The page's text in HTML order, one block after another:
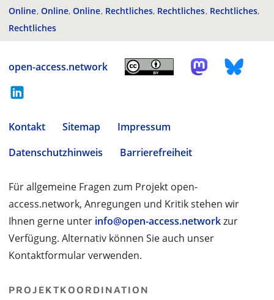
Online Online Online Rechtliches Rechtliches Rechtliches
Rechtliches
open-access.network
Kontakt Sitemap
Impressum
Datenschutzhinweis
Barrierefreiheit
Für allgemeine Fragen zum Projekt open-
access.network, Anregungen und Kritik stehen wir
Ihnen gerne unter info@open-access.networkzur
Verfügung. Alternativ können Sie auch unser
Kontaktformular verwenden.
PROJEKTKOORDINATION